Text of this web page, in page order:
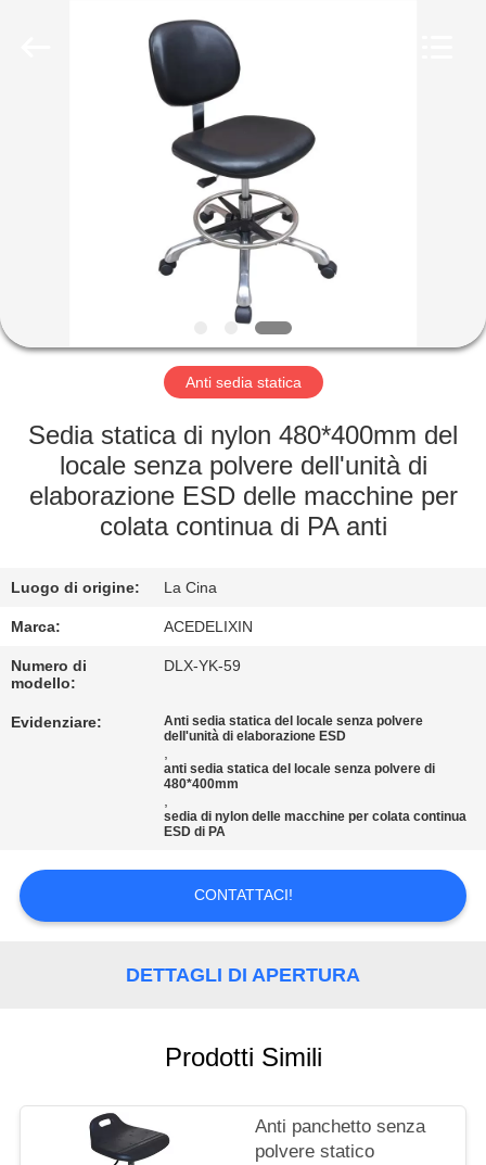
GIRO
FABBRICA
CONTROLLO
CONTATTICI
CITAZIONE
MAPPA
Anti sedia statica
Sedia statica di nylon 480*400mm del
locale senza polvere dell'unità di
elaborazione ESD delle macchine per
colata continua di PA anti
Luogo di origine: La Cina
Marca: ACEDELIXIN
Numero di
modello:
DLX-YK-59
Evidenziare:
Anti sedia statica del locale senza polvere
dell'unità di elaborazione ESD
,
anti sedia statica del locale senza polvere di
480*400mm
,
sedia di nylon delle macchine per colata continua
ESD di PA
CONTATTACI!
DETTAGLI DI APERTURA
Prodotti Simili
Anti panchetto senza
polvere statico